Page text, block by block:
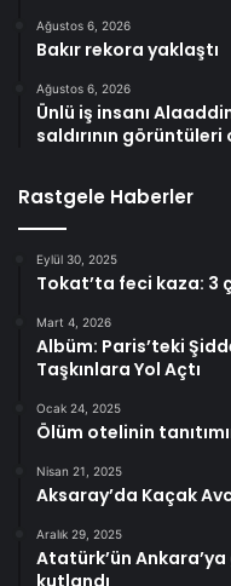
Ağustos 6, 2026
Bakır rekora yaklaştı
Ağustos 6, 2026
Ünlü iş insanı
saldırının görüntüleri
Rastgele Haberler
Eylül 30, 2025
Tokat’ta feci kaza: 3
Mart 4, 2026
Albüm: Paris’teki
Taşkınlara Yol Açtı
Ocak 24, 2025
Ölüm otelinin
Nisan 21, 2025
Aksaray’da Kaçak
Aralık 29, 2025
Atatürk’ün
kutlandı